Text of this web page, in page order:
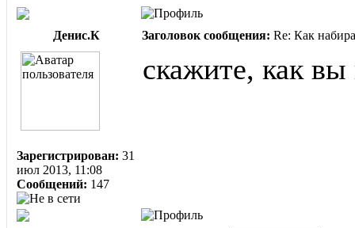
Денис.К Заголовок сообщения: Re: Как
Зарегистрирован: 31
июл 2013, 11:08
Сообщений: 147
скажите, как вы